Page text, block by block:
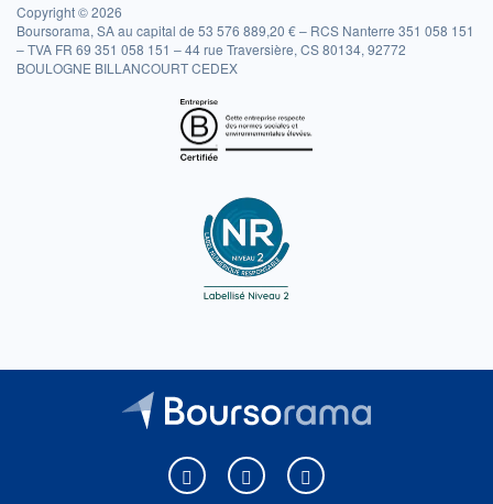
Copyright © 2026
Boursorama, SA au capital de 53 576 889,20 € – RCS Nanterre 351 058 151
– TVA FR 69 351 058 151 – 44 rue Traversière, CS 80134, 92772
BOULOGNE BILLANCOURT CEDEX
Boursorama sur Facebook
Boursorama sur XBoursorama sur